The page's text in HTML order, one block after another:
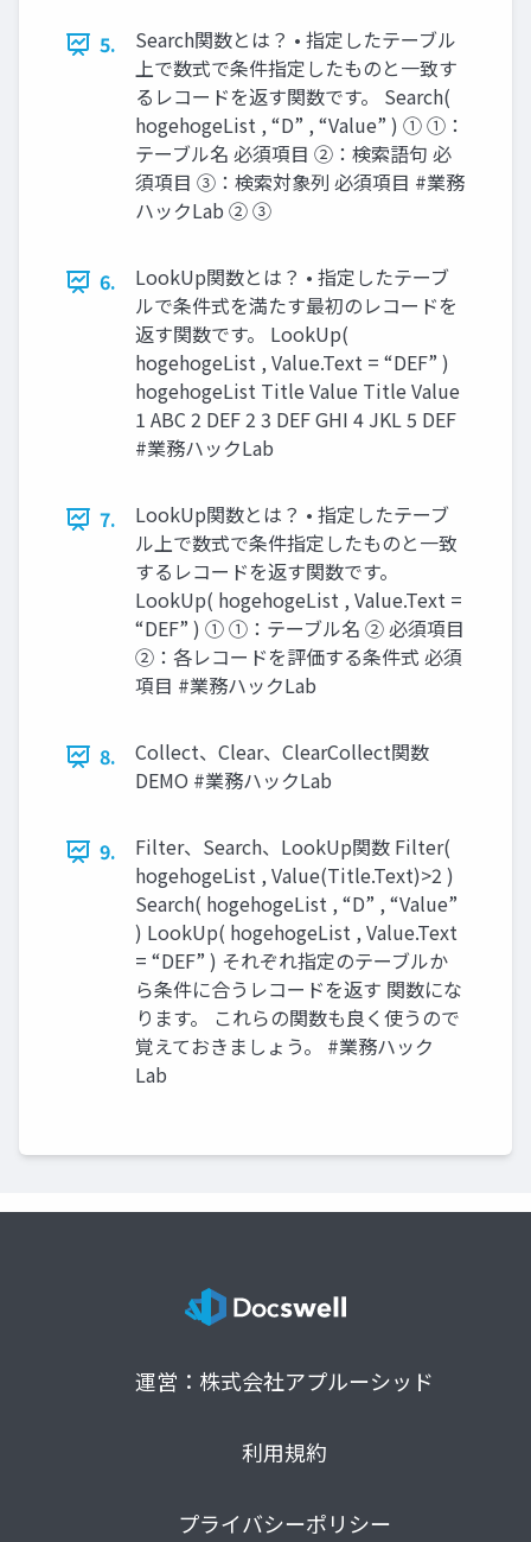
5.
Search関数とは？ • 指定したテーブル
上で数式で条件指定したものと一致す
るレコードを返す関数です。 Search(
hogehogeList , “D” , “Value” ) ① ①：
テーブル名 必須項目 ②：検索語句 必
須項目 ③：検索対象列 必須項目 #業務
ハックLab ② ③
6.
LookUp関数とは？ • 指定したテーブ
ルで条件式を満たす最初のレコードを
返す関数です。 LookUp(
hogehogeList , Value.Text = “DEF” )
hogehogeList Title Value Title Value
1 ABC 2 DEF 2 3 DEF GHI 4 JKL 5 DEF
#業務ハックLab
7.
LookUp関数とは？ • 指定したテーブ
ル上で数式で条件指定したものと一致
するレコードを返す関数です。
LookUp( hogehogeList , Value.Text =
“DEF” ) ① ①：テーブル名 ② 必須項目
②：各レコードを評価する条件式 必須
項目 #業務ハックLab
8.
Collect、Clear、ClearCollect関数
DEMO #業務ハックLab
9.
Filter、Search、LookUp関数 Filter(
hogehogeList , Value(Title.Text)>2 )
Search( hogehogeList , “D” , “Value”
) LookUp( hogehogeList , Value.Text
= “DEF” ) それぞれ指定のテーブルか
ら条件に合うレコードを返す 関数にな
ります。 これらの関数も良く使うので
覚えておきましょう。 #業務ハック
Lab
運営：株式会社アプルーシッド
利用規約
プライバシーポリシー